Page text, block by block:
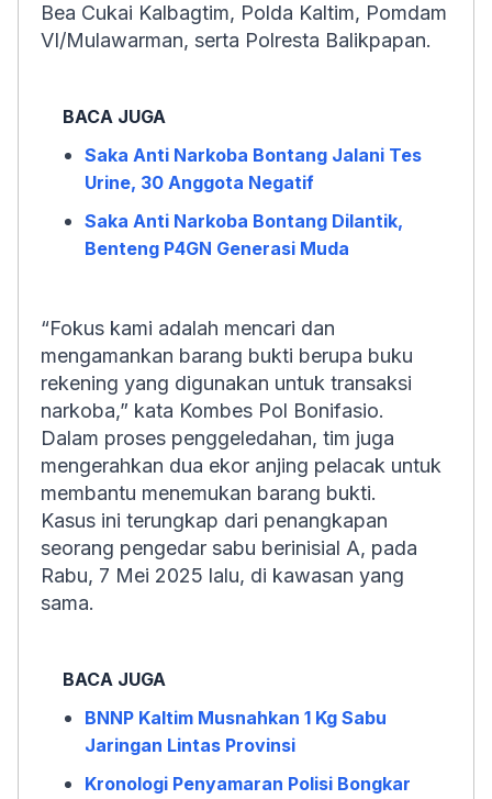
Bea Cukai Kalbagtim, Polda Kaltim, Pomdam
VI/Mulawarman, serta Polresta Balikpapan.
BACA JUGA
Saka Anti Narkoba Bontang Jalani Tes
Urine, 30 Anggota Negatif
Saka Anti Narkoba Bontang Dilantik,
Benteng P4GN Generasi Muda
“Fokus kami adalah mencari dan
mengamankan barang bukti berupa buku
rekening yang digunakan untuk transaksi
narkoba,” kata Kombes Pol Bonifasio.
Dalam proses penggeledahan, tim juga
mengerahkan dua ekor anjing pelacak untuk
membantu menemukan barang bukti.
Kasus ini terungkap dari penangkapan
seorang pengedar sabu berinisial A, pada
Rabu, 7 Mei 2025 lalu, di kawasan yang
sama.
BACA JUGA
BNNP Kaltim Musnahkan 1 Kg Sabu
Jaringan Lintas Provinsi
Kronologi Penyamaran Polisi Bongkar